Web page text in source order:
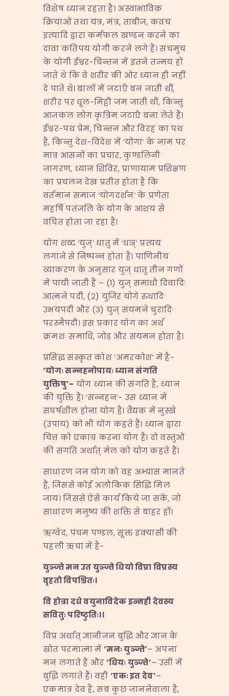
विशेष ध्यान रहता है। अस्वाभाविक
क्रियाओं तथा यंत्र, मंत्र, ताबीज, कवच
इत्यादि द्वारा कर्मफल खण्डन करने का
दावा कतिपय योगी करने लगे हैं। सचमुच
के योगी ईश्वर-चिन्तन में इतने तन्मय हो
जाते थे कि वे शरीर की ओर ध्यान ही नहीं
दे पाते थे। बालों में जटाएँ बन जाती थीं,
शरीर पर धूल-मिट्टी जम जाती थी, किन्तु
आजकल लोग कृत्रिम जटाएँ बना लेते हैं।
ईश्वर-पथ प्रेम, चिन्तन और विरह का पथ
है, किन्तु देश-विदेश में ‘योगा’ के नाम पर
मात्र आसनों का प्रचार, कुण्डलिनी
जागरण, ध्यान शिविर, प्राणायाम प्रशिक्षण
का प्रचलन देख प्रतीत होता है कि
वर्तमान समाज ‘योगदर्शन’ के प्रणेता
महर्षि पतंजलि के योग के आशय से
वंचित होता जा रहा है।
योग शब्द ‘युज्’ धातु में ‘धञ्’ प्रत्यय
लगाने से निष्पन्न होता है। पाणिनीय
व्याकरण के अनुसार युज् धातु तीन गणों
में पायी जाती हैं – (१) युज् समाधौ दिवादिः
आत्मने पदी, (२) युजिर योगे रुधादिः
उभयपदी और (३) युज् संयमने चुरादिः
परस्मैपदी। इस प्रकार योग का अर्थ
क्रमशः समाधि, जोड़ और संयमन होता है।
प्रसिद्ध संस्कृत कोश ‘अमरकोश’ में है-
‘योगः सन्नहनोपायः ध्यान संगति
युक्तिषु’- योग ध्यान की संगति है, ध्यान
की युक्ति है। ‘सन्नहन’- उस ध्यान में
संघर्षशील होना योग है। वैद्यक में नुस्खे
(उपाय) को भी योग कहते हैं। ध्यान द्वारा
चित्त को एकाग्र करना योग है। दो वस्तुओं
की संगति अर्थात् मेल को योग कहते हैं।
साधारण जन योग को वह अभ्यास मानते
हैं, जिससे कोई अलौकिक सिद्धि मिल
जाय। जिससे ऐसे कार्य किये जा सकें, जो
साधारण मनुष्य की शक्ति से बाहर हों।
ऋग्वेद, पंचम पण्डल, सूक्त इक्यासी की
पहली ऋचा में है-
युञ्ज्ते मन उत युञ्ज्ते धियो विप्रा विप्रस्य
वृहतो विपश्चितः।
वि होत्रा दधे वयुनाविदेक इन्मही देवस्य
सवितुः परिष्टुतिः।।
विप्र अर्थात् ज्ञानीजन बुद्धि और ज्ञान के
स्रोत परमात्मा में‘मनः युञ्ज्ते’– अपना
मन लगाते हैं और ‘धियः युञ्ज्ते’– उसी में
बुद्धि लगाते हैं। वही ‘एकः इत देव’–
एकमात्र देव है, सब कुछ जाननेवाला है,